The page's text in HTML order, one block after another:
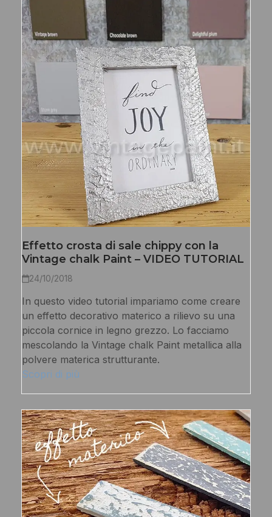
Effetto crosta di sale chippy con la
Vintage chalk Paint – VIDEO TUTORIAL
24/10/2018
In questo video tutorial impariamo come creare
un effetto decorativo materico a rilievo su una
piccola cornice in legno grezzo. Lo facciamo
mescolando la Vintage chalk Paint metallica alla
polvere materica strutturante.
Scopri di più